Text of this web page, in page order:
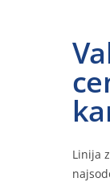
Linija